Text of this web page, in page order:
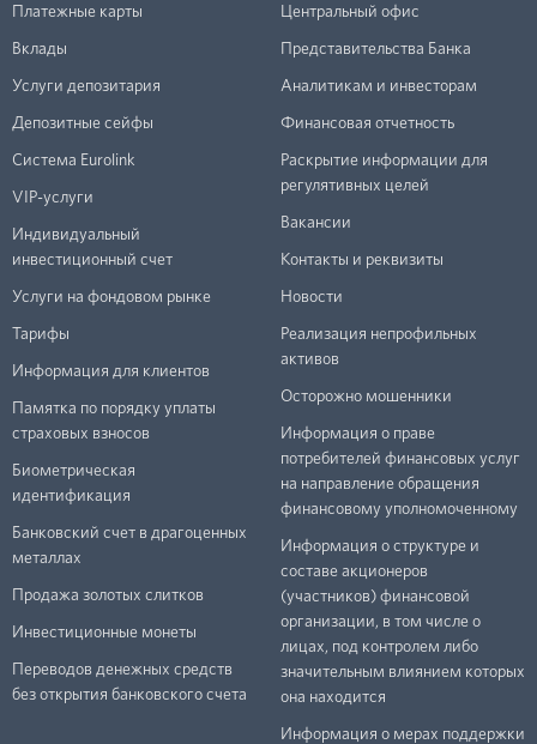
Платежные карты
Вклады
Услуги депозитария
Депозитные сейфы
Система Eurolink
VIP-услуги
Индивидуальный
инвестиционный счет
Услуги на фондовом рынке
Тарифы
Информация для клиентов
Памятка по порядку уплаты
страховых взносов
Биометрическая
идентификация
Банковский счет в драгоценных
металлах
Продажа золотых слитков
Инвестиционные монеты
Переводов денежных средств
без открытия банковского счета
Центральный офис
Представительства Банка
Аналитикам и инвесторам
Финансовая отчетность
Раскрытие информации для
регулятивных целей
Вакансии
Контакты и реквизиты
Новости
Реализация непрофильных
активов
Осторожно мошенники
Информация о праве
потребителей финансовых услуг
на направление обращения
финансовому уполномоченному
Информация о структуре и
составе акционеров
(участников) финансовой
организации, в том числе о
лицах, под контролем либо
значительным влиянием которых
она находится
Информация о мерах поддержки